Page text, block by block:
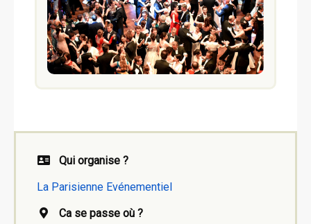
Qui organise ?
La Parisienne Evénementiel
Ca se passe où ?